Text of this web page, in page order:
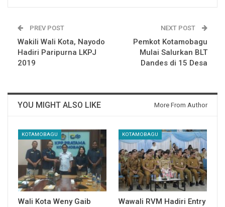
PREV POST
Wakili Wali Kota, Nayodo
Hadiri Paripurna LKPJ
2019
NEXT POST
Pemkot Kotamobagu
Mulai Salurkan BLT
Dandes di 15 Desa
YOU MIGHT ALSO LIKE More From Author
KOTAMOBAGU
Wali Kota Weny Gaib
KOTAMOBAGU
Wawali RVM Hadiri Entry